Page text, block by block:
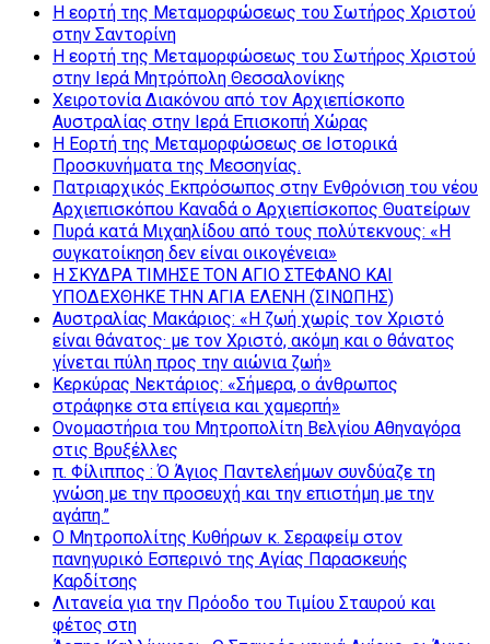
Η εορτή της Μεταμορφώσεως του Σωτήρος Χριστού
στην Σαντορίνη
Η εορτή της Μεταμορφώσεως του Σωτήρος Χριστού
στην Ιερά Μητρόπολη Θεσσαλονίκης
Χειροτονία Διακόνου από τον Αρχιεπίσκοπο
Αυστραλίας στην Ιερά Επισκοπή Χώρας
Η Εορτή της Μεταμορφώσεως σε Ιστορικά
Προσκυνήματα της Μεσσηνίας.
Πατριαρχικός Εκπρόσωπος στην Ενθρόνιση του νέου
Αρχιεπισκόπου Καναδά ο Αρχιεπίσκοπος Θυατείρων
Πυρά κατά Μιχαηλίδου από τους πολύτεκνους: «Η
συγκατοίκηση δεν είναι οικογένεια»
Η ΣΚΥΔΡΑ ΤΙΜΗΣΕ ΤΟΝ ΑΓΙΟ ΣΤΕΦΑΝΟ ΚΑΙ
ΥΠΟΔΕΧΘΗΚΕ ΤΗΝ ΑΓΙΑ ΕΛΕΝΗ (ΣΙΝΩΠΗΣ)
Αυστραλίας Μακάριος: «Η ζωή χωρίς τον Χριστό
είναι θάνατος· με τον Χριστό, ακόμη και ο θάνατος
γίνεται πύλη προς την αιώνια ζωή»
Κερκύρας Νεκτάριος: «Σήμερα, ο άνθρωπος
στράφηκε στα επίγεια και χαμερπή»
Ονομαστήρια του Μητροπολίτη Βελγίου Αθηναγόρα
στις Βρυξέλλες
π. Φίλιππος : Ό Άγιος Παντελεήμων συνδύαζε τη
γνώση με την προσευχή και την επιστήμη με την
αγάπη.”
Ο Μητροπολίτης Κυθήρων κ. Σεραφείμ στον
πανηγυρικό Εσπερινό της Αγίας Παρασκευής
Καρδίτσης
Λιτανεία για την Πρόοδο του Τιμίου Σταυρού και
φέτος στη